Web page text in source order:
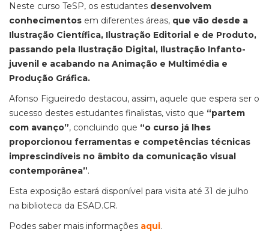
Neste curso TeSP, os estudantes desenvolvem
conhecimentos em diferentes áreas, que vão desde a
Ilustração Científica, Ilustração Editorial e de Produto,
passando pela Ilustração Digital, Ilustração Infanto-
juvenil e acabando na Animação e Multimédia e
Produção Gráfica.
Afonso Figueiredo destacou, assim, aquele que espera ser o
sucesso destes estudantes finalistas, visto que “partem
com avanço”, concluindo que “o curso já lhes
proporcionou ferramentas e competências técnicas
imprescindíveis no âmbito da comunicação visual
contemporânea”.
Esta exposição estará disponível para visita até 31 de julho
na biblioteca da ESAD.CR.
Podes saber mais informações aqui.